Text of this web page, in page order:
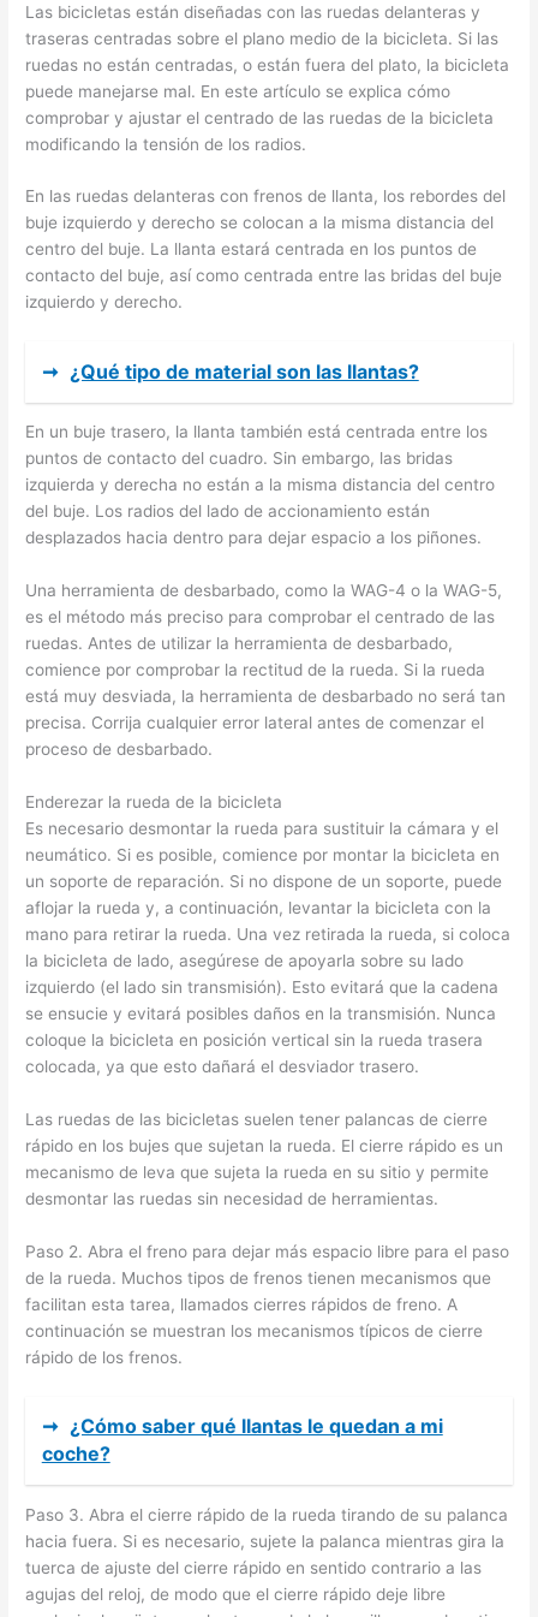
Las bicicletas están diseñadas con las ruedas delanteras y
traseras centradas sobre el plano medio de la bicicleta. Si las
ruedas no están centradas, o están fuera del plato, la bicicleta
puede manejarse mal. En este artículo se explica cómo
comprobar y ajustar el centrado de las ruedas de la bicicleta
modificando la tensión de los radios.
En las ruedas delanteras con frenos de llanta, los rebordes del
buje izquierdo y derecho se colocan a la misma distancia del
centro del buje. La llanta estará centrada en los puntos de
contacto del buje, así como centrada entre las bridas del buje
izquierdo y derecho.
➞ ¿Qué tipo de material son las llantas?
En un buje trasero, la llanta también está centrada entre los
puntos de contacto del cuadro. Sin embargo, las bridas
izquierda y derecha no están a la misma distancia del centro
del buje. Los radios del lado de accionamiento están
desplazados hacia dentro para dejar espacio a los piñones.
Una herramienta de desbarbado, como la WAG-4 o la WAG-5,
es el método más preciso para comprobar el centrado de las
ruedas. Antes de utilizar la herramienta de desbarbado,
comience por comprobar la rectitud de la rueda. Si la rueda
está muy desviada, la herramienta de desbarbado no será tan
precisa. Corrija cualquier error lateral antes de comenzar el
proceso de desbarbado.
Enderezar la rueda de la bicicleta
Es necesario desmontar la rueda para sustituir la cámara y el
neumático. Si es posible, comience por montar la bicicleta en
un soporte de reparación. Si no dispone de un soporte, puede
aflojar la rueda y, a continuación, levantar la bicicleta con la
mano para retirar la rueda. Una vez retirada la rueda, si coloca
la bicicleta de lado, asegúrese de apoyarla sobre su lado
izquierdo (el lado sin transmisión). Esto evitará que la cadena
se ensucie y evitará posibles daños en la transmisión. Nunca
coloque la bicicleta en posición vertical sin la rueda trasera
colocada, ya que esto dañará el desviador trasero.
Las ruedas de las bicicletas suelen tener palancas de cierre
rápido en los bujes que sujetan la rueda. El cierre rápido es un
mecanismo de leva que sujeta la rueda en su sitio y permite
desmontar las ruedas sin necesidad de herramientas.
Paso 2. Abra el freno para dejar más espacio libre para el paso
de la rueda. Muchos tipos de frenos tienen mecanismos que
facilitan esta tarea, llamados cierres rápidos de freno. A
continuación se muestran los mecanismos típicos de cierre
rápido de los frenos.
➞ ¿Cómo saber qué llantas le quedan a mi
coche?
Paso 3. Abra el cierre rápido de la rueda tirando de su palanca
hacia fuera. Si es necesario, sujete la palanca mientras gira la
tuerca de ajuste del cierre rápido en sentido contrario a las
agujas del reloj, de modo que el cierre rápido deje libre